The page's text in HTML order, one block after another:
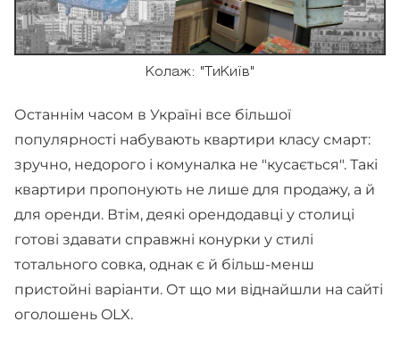
Колаж: "ТиКиїв"
Останнім часом в Україні все більшої
популярності набувають квартири класу смарт:
зручно, недорого і комуналка не "кусається". Такі
квартири пропонують не лише для продажу, а й
для оренди. Втім, деякі орендодавці у столиці
готові здавати справжні конурки у стилі
тотального совка, однак є й більш-менш
пристойні варіанти. От що ми віднайшли на сайті
оголошень OLX.